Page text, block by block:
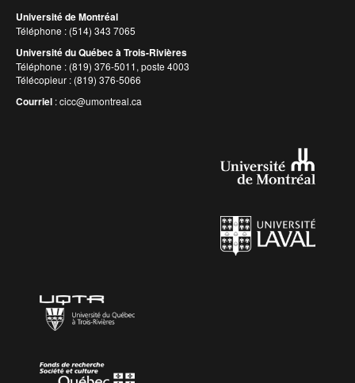
Université de Montréal
Téléphone : (514) 343 7065
Université du Québec à Trois-Rivières
Téléphone : (819) 376-5011, poste 4003
Télécopieur : (819) 376-5066
Courriel :cicc@umontreal.ca